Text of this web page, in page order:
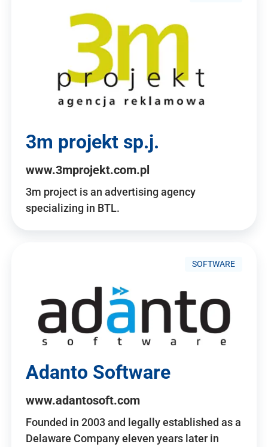
3m projekt sp.j.
www.3mprojekt.com.pl
3m project is an advertising agency
specializing in BTL.
SOFTWARE
Adanto Software
www.adantosoft.com
Founded in 2003 and legally established as a
Delaware Company eleven years later in